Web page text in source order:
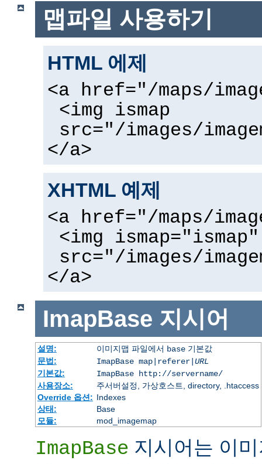
맵파일 사용하기
HTML 에제
<a href="/maps/
<img ismap
src="/images/
</a>
XHTML 예제
<a href="/maps/
<img ismap="ismap"
src="/images/
</a>
ImapBase 지시어
설명: 이미지맵 파일에서 base기본값
문법:
ImapBase map|referer| URL
기본값:
ImapBase http://servername/
사용장소:
주서버설정, 가상호스트, directory, .htaccess
Override 옵션: Indexes
상태:
Base
모듈:
mod_imagemap
ImapBase 지시어는 이